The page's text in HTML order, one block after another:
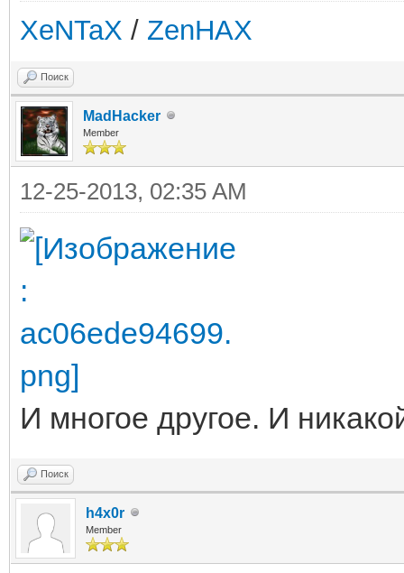
XeNTaX / ZenHAX
Поиск
MadHacker
Member
12-25-2013, 02:35 AM
И многое другое. И
Поиск
h4x0r
Member